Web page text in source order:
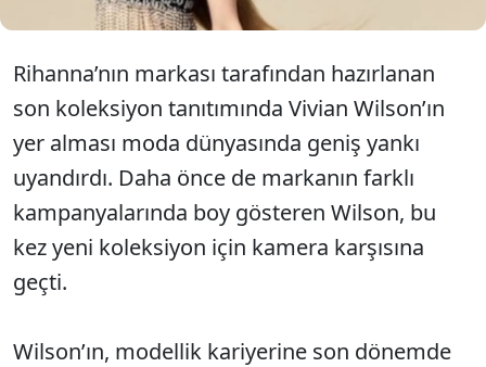
Rihanna’nın markası tarafından hazırlanan
son koleksiyon tanıtımında Vivian Wilson’ın
yer alması moda dünyasında geniş yankı
uyandırdı. Daha önce de markanın farklı
kampanyalarında boy gösteren Wilson, bu
kez yeni koleksiyon için kamera karşısına
geçti.
Wilson’ın, modellik kariyerine son dönemde